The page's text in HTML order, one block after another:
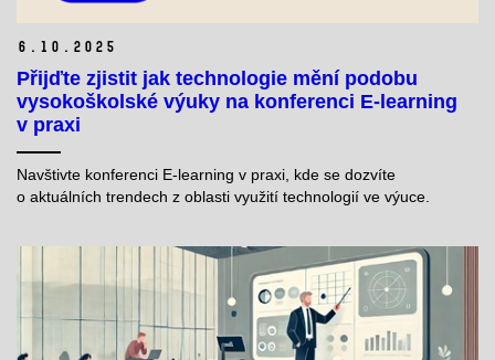
6. 10. 2025
Přijďte zjistit jak technologie mění podobu
vysokoškolské výuky na konferenci E-learning
v praxi
Navštivte konferenci E-learning v praxi, kde se dozvíte
o aktuálních trendech z oblasti využití technologií ve výuce.